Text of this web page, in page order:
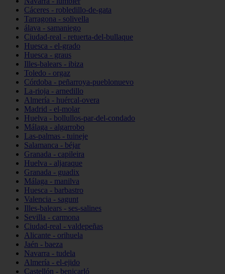
Cáceres - robledillo-de-gata
Tarragona - solivella
álava - samaniego
Ciudad-real - retuerta-del-bullaque
Huesca - el-grado
Huesca - graus
Illes-balears - ibiza
Toledo - orgaz
Córdoba - peñarroya-pueblonuevo
La-rioja - arnedillo
Almería - huércal-overa
Madrid - el-molar
Huelva - bollullos-par-del-condado
Málaga - algarrobo
Las-palmas - tuineje
Salamanca - béjar
Granada - capileira
Huelva - aljaraque
Granada - guadix
Málaga - manilva
Huesca - barbastro
Valencia - sagunt
Illes-balears - ses-salines
Sevilla - carmona
Ciudad-real - valdepeñas
Alicante - orihuela
Jaén - baeza
Navarra - tudela
Almería - el-ejido
Castellón - benicarló